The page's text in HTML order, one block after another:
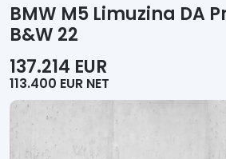
Autoturisme
Motociclete
Autoutilitare
BMW M5 Limuzina DA
B&W 22
137.214 EUR
113.400 EUR NET